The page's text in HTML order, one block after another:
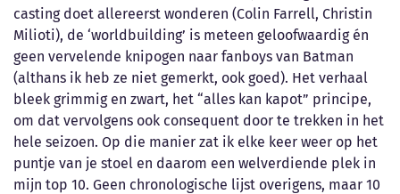
casting doet allereerst wonderen (Colin Farrell, Christin
Milioti), de ‘worldbuilding’ is meteen geloofwaardig én
geen vervelende knipogen naar fanboys van Batman
(althans ik heb ze niet gemerkt, ook goed). Het verhaal
bleek grimmig en zwart, het “alles kan kapot” principe,
om dat vervolgens ook consequent door te trekken in het
hele seizoen. Op die manier zat ik elke keer weer op het
puntje van je stoel en daarom een welverdiende plek in
mijn top 10. Geen chronologische lijst overigens, maar 10